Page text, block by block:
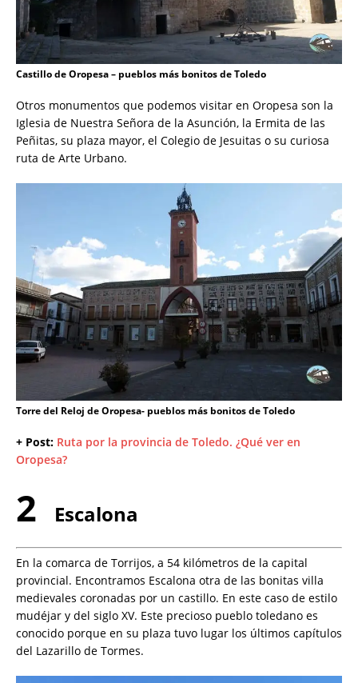
Castillo de Oropesa – pueblos más bonitos de Toledo
Otros monumentos que podemos visitar en Oropesa son la
Iglesia de Nuestra Señora de la Asunción, la Ermita de las
Peñitas, su plaza mayor, el Colegio de Jesuitas o su curiosa
ruta de Arte Urbano.
Torre del Reloj de Oropesa- pueblos más bonitos de Toledo
+ Post: Ruta por la provincia de Toledo. ¿Qué ver en
Oropesa?
2 Escalona
En la comarca de Torrijos, a 54 kilómetros de la capital
provincial. Encontramos Escalona otra de las bonitas villa
medievales coronadas por un castillo. En este caso de estilo
mudéjar y del siglo XV. Este precioso pueblo toledano es
conocido porque en su plaza tuvo lugar los últimos capítulos
del Lazarillo de Tormes.